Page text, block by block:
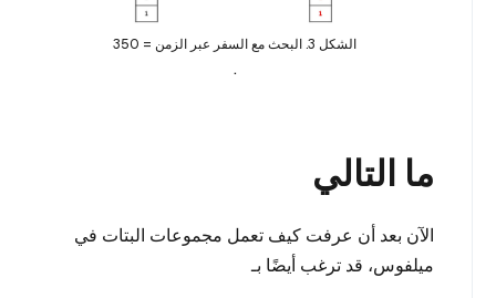
الشكل 3. البحث مع السفر عبر الزمن = 350
.
ما التالي
الآن بعد أن عرفت كيف تعمل مجموعات البتات في
ميلفوس، قد ترغب أيضًا بـ